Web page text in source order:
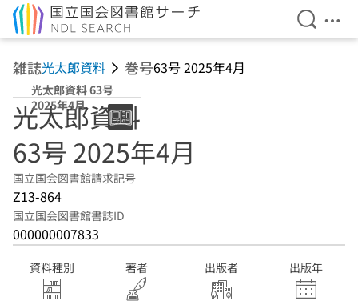
検索を
メ
雑誌光太郎資料 巻号63号 2025年4月
光太郎資料 63号
2025年4月
光太郎資料
63号 2025年4月
国立国会図書館請求記号
Z13-864
国立国会図書館書誌ID
000000007833
資料種別 著者 出版者 出版年